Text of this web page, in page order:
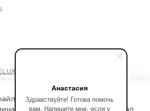
Анастасия
Здравствуйте! Готова помочь
вам. Напишите мне, если у
cookie, чтобы сайт работал
ваши предпочтения и помогал